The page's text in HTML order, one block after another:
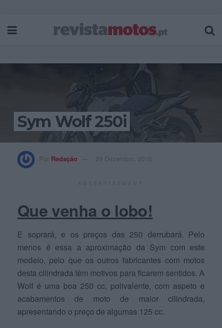
Sym Wolf 250i
Por Redação 29 Dezembro, 2016
Que venha o lobo!
E soprará, e os preços das 250 derrubará. Pelo
menos é essa a aproximação da Sym com este
modelo, pelo que os outros fabricantes com motos
desta cilindrada têm motivos para ficarem sentidos. A
Wolf é uma boa 250 cc, polivalente, com aspeto e
acabamentos de moto de maior cilindrada,
apresentando o preço de algumas 125 cc.